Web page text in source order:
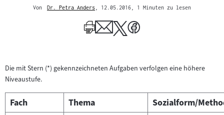
Von
Dr. Petra Anders
Author
, 12.05.2016 , 1 Minuten zu lesen
Die mit Stern (*) gekennzeichneten Aufgaben verfolgen eine höhere
Niveaustufe.
Fach Thema
Sozialform/